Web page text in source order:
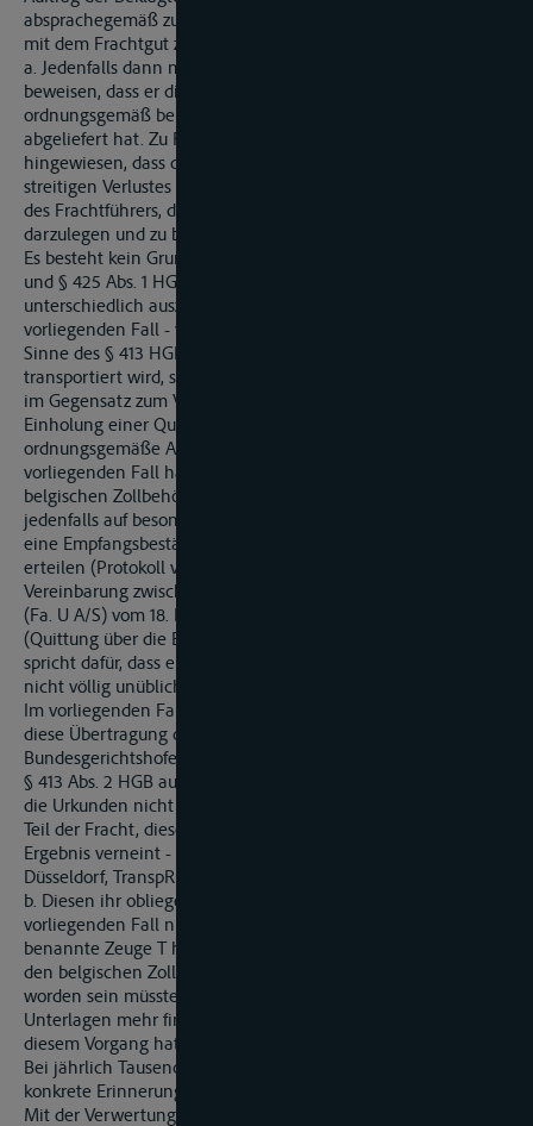
absprachegemäß zu einem gesonderten Transport - also nicht
mit dem Frachtgut zusammen - übernommen.
a. Jedenfalls dann muss der Frachtführer darlegen und
beweisen, dass er die übernommene Urkunde
ordnungsgemäß bei der Ausgangszollstelle (Antwerpen)
abgeliefert hat. Zu Recht hat das Landgericht darauf
hingewiesen, dass diese Beweislastverteilung für den Fall des
streitigen Verlustes des Transportgutes gilt. Dann ist es Sache
des Frachtführers, die ordnungsgemäße Ablieferung des Gutes
darzulegen und zu beweisen {BGH NJW-RR 2000, 1631, 1632).
Es besteht kein Grund, die beiden Vorschriften des § 413 Abs. 2
und § 425 Abs. 1 HGB, deren Wortlaut insoweit identisch ist,
unterschiedlich auszulegen. Jedenfalls dann wenn -wie im
vorliegenden Fall - vereinbarungsgemäß eine Urkunde im
Sinne des § 413 HGB nicht zusammen mit der Fracht
transportiert wird, sondern gesondert, hat es der Frachtführer-
im Gegensatz zum Versender - in der Hand, sich durch
Einholung einer Quittung Gewissheit über die
ordnungsgemäße Ablieferung der Urkunde zu verschaffen. Im
vorliegenden Fall hat der Zeuge T bestätigt, dass die
belgischen Zollbehörden als Empfänger des Dokuments
jedenfalls auf besonderen Wunsch auf dem Formular TC 11
eine Empfangsbestätigung über den Eingang eines
erteilen (Protokoll vom 30. März 2008, S. 4, As. 1107). Auch die
Vereinbarung zwischen der Klägerin und der Auftraggeberin
(Fa. U A/S) vom 18. Februar 2003 ... über die Vorlage des TC 11
(Quittung über die Einlieferung diverser Zolldokumente)
spricht dafür, dass ein solches Dokument im Frachtverkehr
nicht völlig unüblich ist.
Im vorliegenden Fall muss nicht entschieden werden, ob
diese Übertragung der Rechtsprechung des
Bundesgerichtshofes zu § 425 Abs. 1 HGB auf die Vorschrift des
§ 413 Abs. 2 HGB auch in den Fällen vorzunehmen ist, wenn
die Urkunden nicht als gesondertes Transportgut, sondern als
Teil der Fracht, diese begleitend, befördert werden (im
Ergebnis verneint - ohne dies im Einzelnen zu erörtern - OLG
Düsseldorf, TranspR 1997, 422, 423).
b. Diesen ihr obliegenden Beweis hat die Beklagte im
vorliegenden Fall nicht zu führen vermocht. Der von ihr
benannte Zeuge T hat zwar angegeben, dass das Dokument
den belgischen Zollbehörden durch einen Boten überbracht
worden sein müsste, da sich kein solches Dokument in seinen
Unterlagen mehr finden ließe. Konkrete Unterlagen zu
diesem Vorgang hatte er aber nicht mehr.
Bei jährlich Tausenden von Dokumenten habe er auch keine
konkrete Erinnerung an diesen Einzelfall.
Mit der Verwertung dieser Zeugenaussage in erster Instanz im